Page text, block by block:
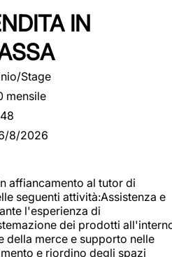
IN
Stage
mensile
8/2026
affiancamento al tutor di
seguenti attività:Assistenza e
l'esperienza di
dei prodotti
della merce e supporto nelle
e riordino degli spazi